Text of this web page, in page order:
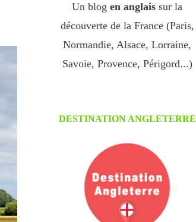
Un blogen anglais sur la
découverte de la France (Paris,
Normandie, Alsace, Lorraine,
Savoie, Provence, Périgord...)
DESTINATION ANGLETERRE